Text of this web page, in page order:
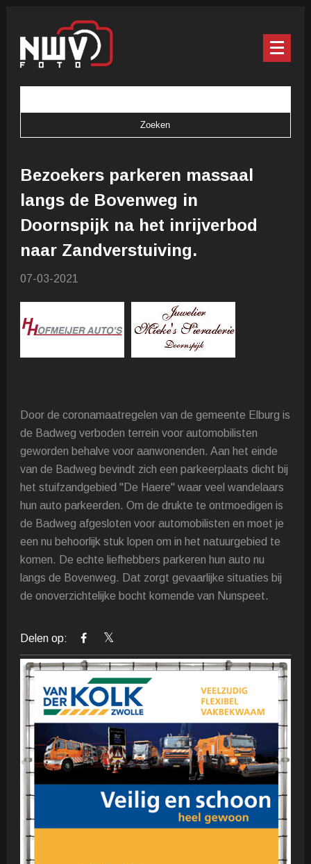
Bezoekers parkeren massaal
langs de Bovenweg in
Doornspijk na het inrijverbod
naar Zandverstuiving.
07-03-2021
Door de coronamaatregelen van de gemeente Elburg is
de Badweg verboden terrein voor automobilisten
geworden behalve voor aanwonenden. Aan het einde
van de Badweg bevindt zich een parkeerplaats dicht bij
het stuifzandgebied "De Haere" waar veel wandelaars
hun auto parkeerden. Om de drukte te ontmoedigen is
de Badweg afgesloten voor automobilisten en moet je
een nu behoorlijk stuk lopen om in het natuurgebied te
komen. De echte liefhebbers parkeren hun auto nu
langs de Bovenweg. Dat zorgt gevaarlijke situaties bij
de onoverzichtelijke bocht komende van Nunspeet.
Delen op: